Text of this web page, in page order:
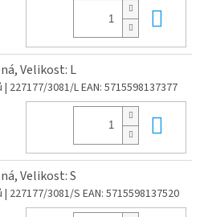
Velikost: L
| 227177/3081/LEAN: 5715598137377
Velikost: S
| 227177/3081/S EAN: 5715598137520